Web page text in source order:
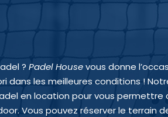
? Padel Housevous donne
dans les meilleures conditions !
en location pour vous permettre
Vous pouvez réserver le terrain